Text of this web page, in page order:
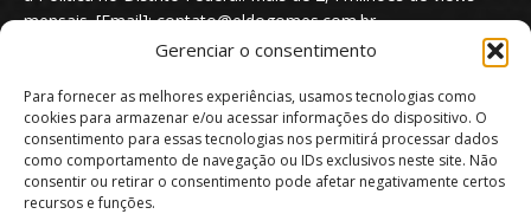
Gerenciar o consentimento
Para fornecer as melhores experiências, usamos tecnologias como
cookies para armazenar e/ou acessar informações do dispositivo. O
consentimento para essas tecnologias nos permitirá processar dados
como comportamento de navegação ou IDs exclusivos neste site. Não
consentir ou retirar o consentimento pode afetar negativamente certos
recursos e funções.
mensais. [Email]: contato@eldogomes.com.br